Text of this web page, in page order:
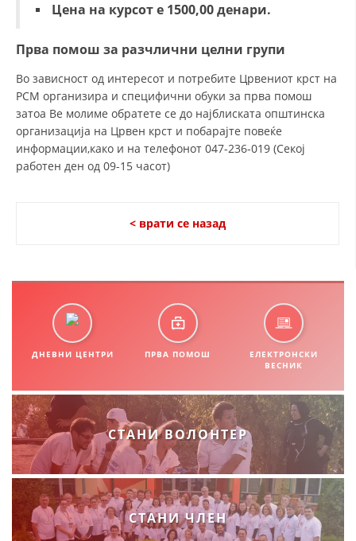
Цена на курсот е 1500,00денари.
Прва помош за разчлични целни групи
Во зависност од интересот и потребите Црвениот крст на
РСМ организира и специфични обуки за прва помош
затоа Ве молиме обратете се до најблиската општинска
организација на Црвен крст и побарајте повеќе
информации,како и на телефонот 047-236-019 (Секој
работен ден од 09-15 часот)
< врати се назад
ДНЕВНИ ЦЕНТРИ ПРВА ПОМОШ
ЕЛЕКТРОНСКИ
ВЕСНИК
СТАНИ ВОЛОНТЕР
СТАНИ ЧЛЕН